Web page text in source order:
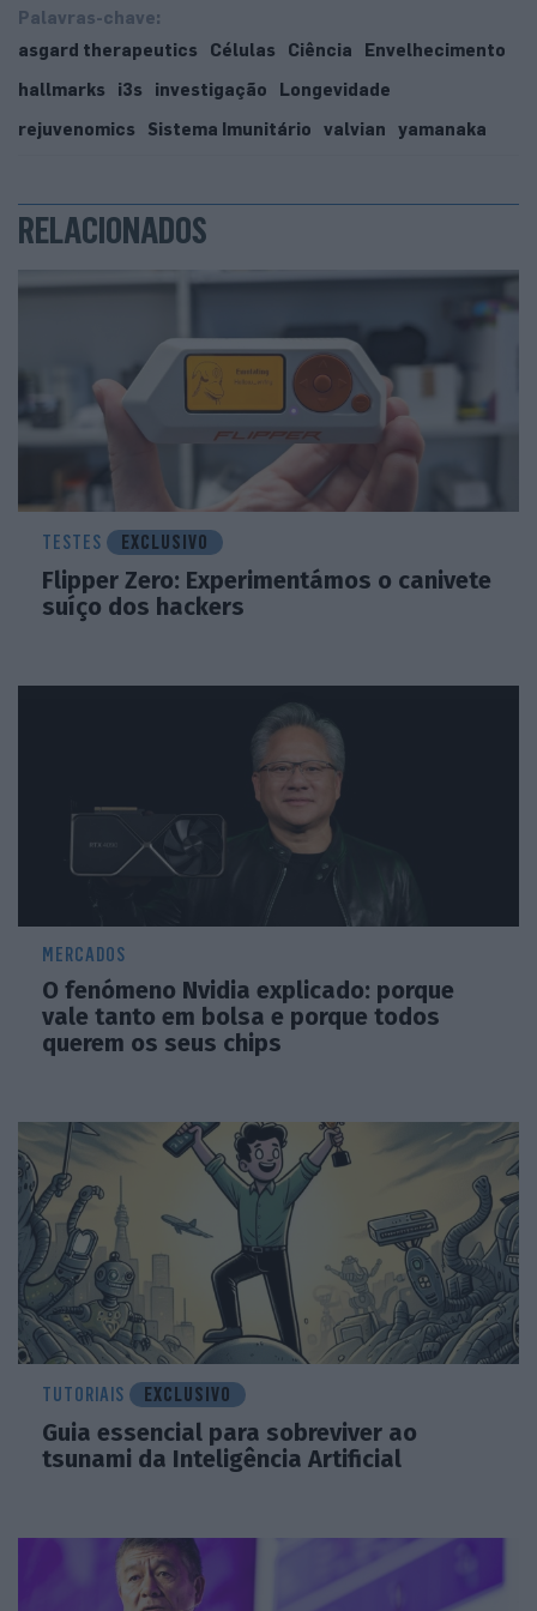
Palavras-chave:
asgard therapeutics
Células Ciência
Envelhecimento
hallmarks
i3s investigação
Longevidade
rejuvenomics
Sistema Imunitário valvian yamanaka
RELACIONADOS
TESTES EXCLUSIVO
Flipper Zero: Experimentámos o canivete
suíço dos hackers
MERCADOS
O fenómeno Nvidia explicado: porque
vale tanto em bolsa e porque todos
querem os seus chips
TUTORIAIS EXCLUSIVO
Guia essencial para sobreviver ao
tsunami da Inteligência Artificial